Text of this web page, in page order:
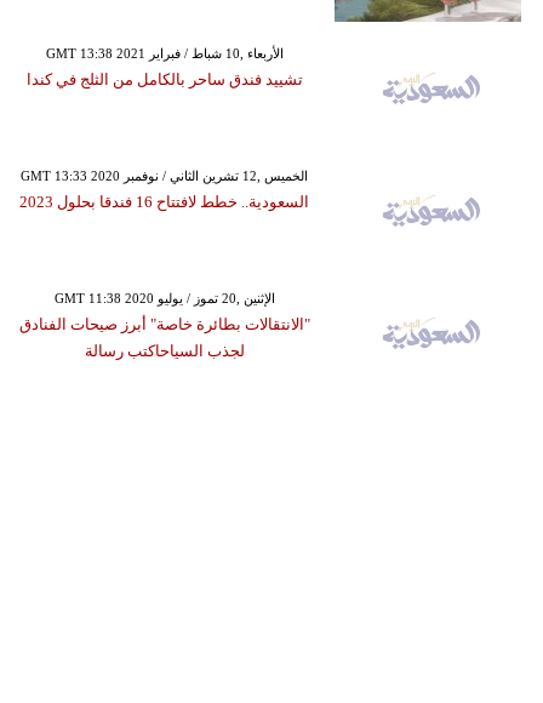
GMT 13:38 2021 الأربعاء ,10 شباط / فبراير
تشييد فندق ساحر بالكامل من الثلج في كندا
GMT 13:33 2020 الخميس ,12 تشرين الثاني / نوفمبر
السعودية.. خطط لافتتاح 16 فندقا بحلول 2023
GMT 11:38 2020 الإثنين ,20 تموز / يوليو
"الانتقالات بطائرة خاصة" أبرز صيحات الفنادق
لجذب السياحاكتب رسالة